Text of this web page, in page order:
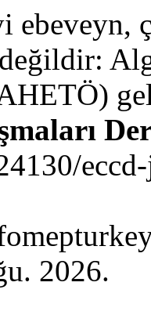
2026.